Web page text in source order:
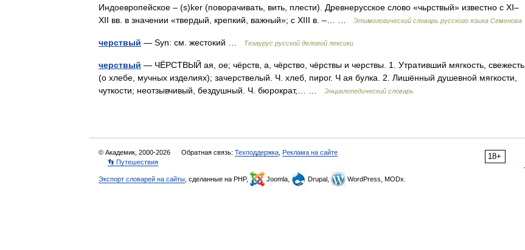
Индоевропейское – (s)ker (поворачивать, вить, плести). Древнерусское слово «чьрствый» известно с XI–
ХII вв. в значении «твердый, крепкий, важный»; с XIII в. –… …
Этимологический словарь русского языка Семенова
черствый — Syn: см. жестокий … Тезаурус русской деловой лексики
черствый — ЧЁРСТВЫЙ ая, ое; чёрств, а, чёрство, чёрствы и черствы. 1. Утративший мягкость, свежесть
(о хлебе, мучных изделиях); зачерствелый. Ч. хлеб, пирог. Ч ая булка. 2. Лишённый душевной мягкости,
чуткости; неотзывчивый, бездушный. Ч. бюрократ,… …
Энциклопедический словарь
18+
© Академик, 2000-2026 Обратная связь: Техподдержка Реклама на сайте
👣 Путешествия
Экспорт словарей на сайты , сделанные на PHP, Joomla, Drupal, WordPress, MODx.